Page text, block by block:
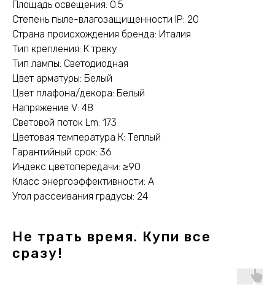
Площадь освещения: 0.5
Степень пыле-влагозащищенности IP: 20
Страна происхождения бренда: Италия
Тип крепления: К треку
Тип лампы: Светодиодная
Цвет арматуры: Белый
Цвет плафона/декора: Белый
Напряжение V: 48
Световой поток Lm: 173
Цветовая температура К: Теплый
Гарантийный срок: 36
Индекс цветопередачи: ≥90
Класс энергоэффективности: A
Угол рассеивания градусы: 24
Не трать время. Купи все
сразу!